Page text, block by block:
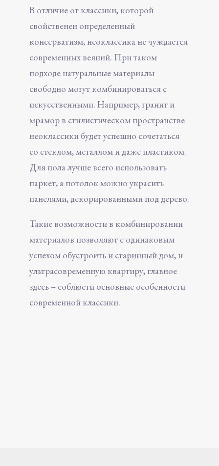
В отличие от классики, которой
свойственен определенный
консерватизм, неоклассика не чуждается
современных веяний. При таком
подходе натуральные материалы
свободно могут комбинироваться с
искусственными. Например, гранит и
мрамор в стилистическом пространстве
неоклассики будет успешно сочетаться
со стеклом, металлом и даже пластиком.
Для пола лучше всего использовать
паркет, а потолок можно украсить
панелями, декорированными под дерево.
Такие возможности в комбинировании
материалов позволяют с одинаковым
успехом обустроить и старинный дом, и
ультрасовременную квартиру, главное
здесь – соблюсти основные особенности
современной классики.